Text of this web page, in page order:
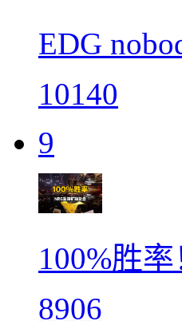
EDG
10140
9
100%胜
8906